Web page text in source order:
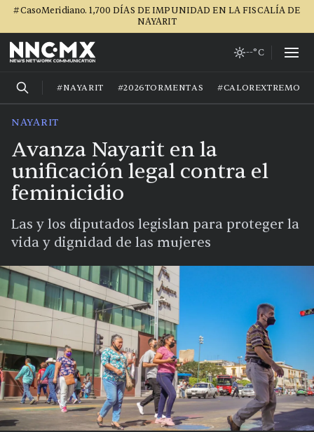
#CasoMeridiano. 1,700 DÍAS DE IMPUNIDAD EN LA FISCALÍA DE
NAYARIT
--°C
#NAYARIT #2026TORMENTAS #CALOREXTREMO
NAYARIT
Avanza Nayarit en la
unificación legal contra el
feminicidio
Las y los diputados legislan para proteger la
vida y dignidad de las mujeres